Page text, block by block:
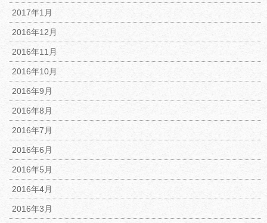
2017年1月
2016年12月
2016年11月
2016年10月
2016年9月
2016年8月
2016年7月
2016年6月
2016年5月
2016年4月
2016年3月